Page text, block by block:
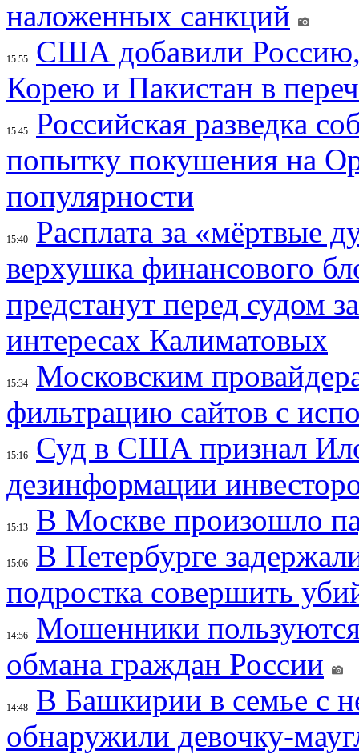
наложенных санкций
15:55
США добавили
Корею и Пакистан в
15:45
Российская разведка
попытку покушения на
популярности
15:40
Расплата за «мёртвые
верхушка финансового
предстанут перед судом
интересах Калиматовых
15:34
Московским
фильтрацию сайтов с
15:16
Суд в США признал
дезинформации
15:13 В Москве произошло
15:06
В Петербурге
подростка совершить
14:56
Мошенники
обмана граждан России
14:48
В Башкирии в семье с
обнаружили девочку-